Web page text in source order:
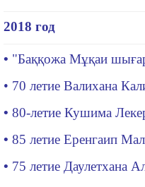
2018 год
• "Баққожа Мұқаи
• 70 летие Валихана
•80-летие Кушима
•85 летие Еренгаип
• 75 летие Даулетхана